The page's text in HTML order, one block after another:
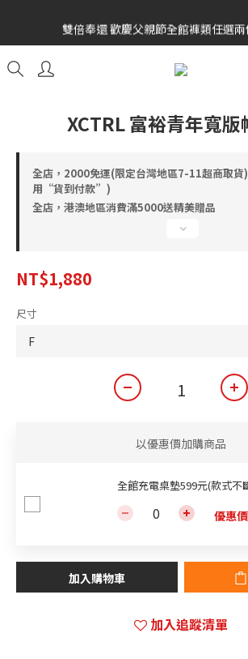
雙倍奉還 歡慶父親節全館褲類任選
雙倍奉還 歡慶父親節全館褲類任選
全館消費滿額$1680贈3D好野貓公仔(絲綢鐵
金幣 送完為止!  滿$3000再贈現金
雙倍奉還 歡慶父親節全館褲類任選
XCTRL 富裕青年寬版
全店，2000免運(限定台灣地區7-11超商取貨
用“貨到付款”)
全店，港澳地區消費滿5000送精美贈品
NT$1,880
尺寸
以優惠價加購商品
全館充電桌墊599元(款式不
優惠
加入購物車
加入追蹤清單